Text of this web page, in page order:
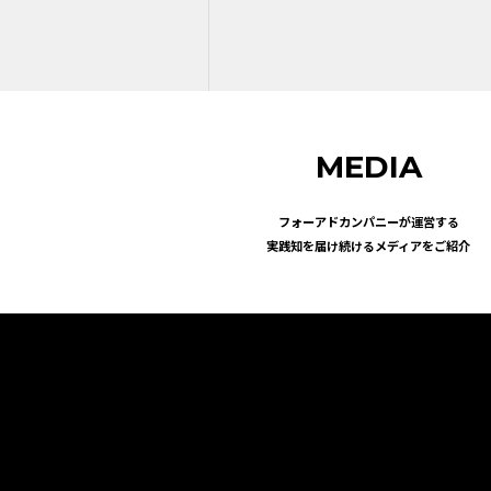
MEDIA
フォーアドカンパニーが運営する
実践知を届け続けるメディアをご紹介